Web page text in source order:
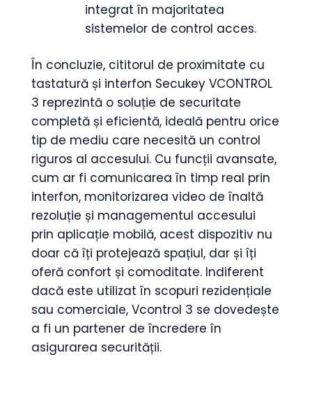
integrat în majoritatea
sistemelor de control acces.
În concluzie, cititorul de proximitate cu
tastatură și interfon Secukey VCONTROL
3 reprezintă o soluție de securitate
completă și eficientă, ideală pentru orice
tip de mediu care necesită un control
riguros al accesului. Cu funcții avansate,
cum ar fi comunicarea în timp real prin
interfon, monitorizarea video de înaltă
rezoluție și managementul accesului
prin aplicație mobilă, acest dispozitiv nu
doar că îți protejează spațiul, dar și îți
oferă confort și comoditate. Indiferent
dacă este utilizat în scopuri rezidențiale
sau comerciale, Vcontrol 3 se dovedește
a fi un partener de încredere în
asigurarea securității.